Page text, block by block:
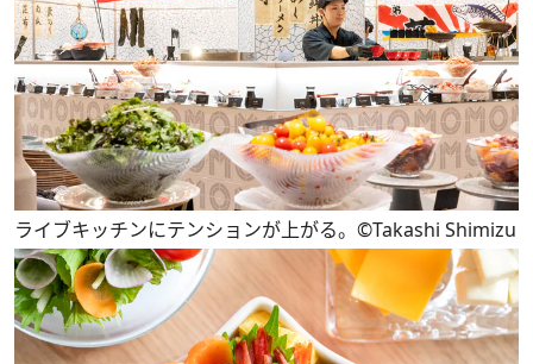
ライブキッチンにテンションが上がる。©Takashi Shimizu